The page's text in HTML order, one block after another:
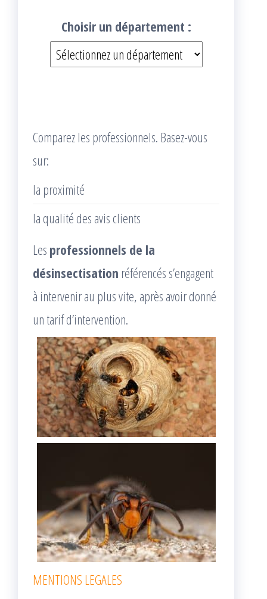
Choisir un département :
Comparez les professionnels. Basez-vous
sur:
la proximité
la qualité des avis clients
Les professionnels de la
désinsectisation référencés s’engagent
à intervenir au plus vite, après avoir donné
un tarif d’intervention.
MENTIONS LEGALES